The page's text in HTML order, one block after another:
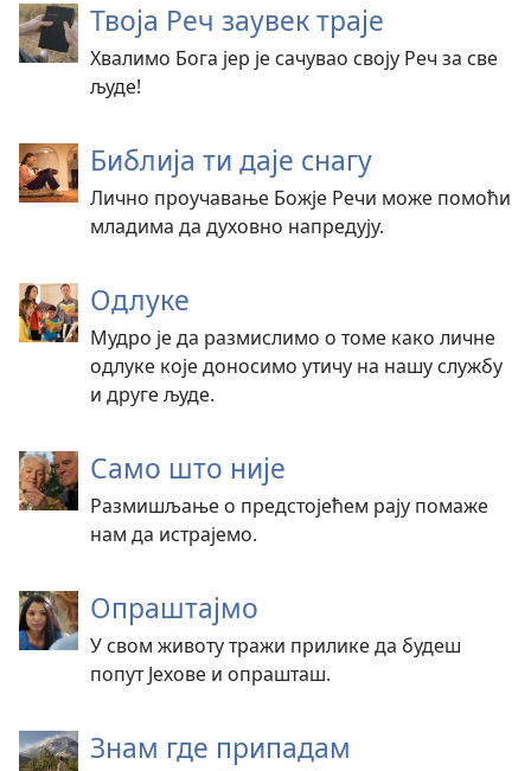
Твоја Реч заувек траје
Хвалимо Бога јер је сачувао своју Реч за све
људе!
Библија ти даје снагу
Лично проучавање Божје Речи може помоћи
младима да духовно напредују.
Одлуке
Мудро је да размислимо о томе како личне
одлуке које доносимо утичу на нашу службу
и друге људе.
Само што није
Размишљање о предстојећем рају помаже
нам да истрајемо.
Опраштајмо
У свом животу тражи прилике да будеш
попут Јехове и опрашташ.
Знам где припадам